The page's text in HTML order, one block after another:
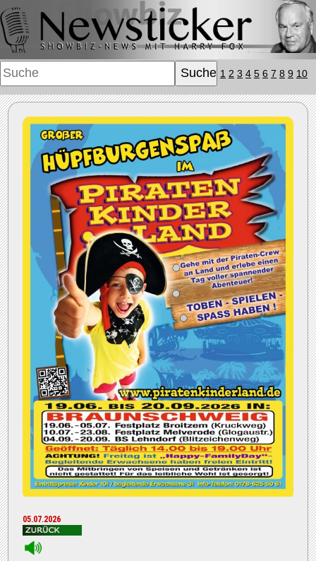
1 2 3 4 5 6 7 8 9 10
05.07.2026